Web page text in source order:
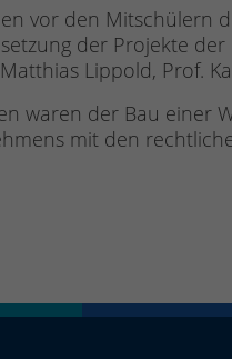
vor den Mitschülern
der Projekte
Lippold, Prof.
waren der Bau einer
mit den